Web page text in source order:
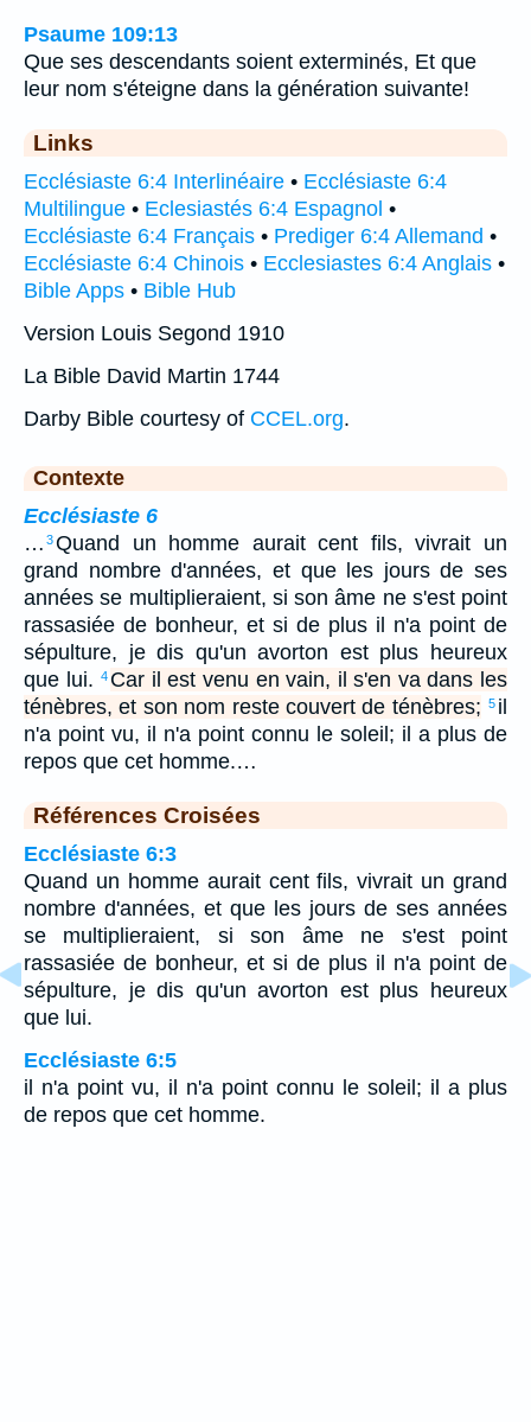
Psaume 109:13
Que ses descendants soient exterminés, Et que
leur nom s'éteigne dans la génération suivante!
Links
Ecclésiaste 6:4 Interlinéaire • Ecclésiaste 6:4
Multilingue • Eclesiastés 6:4 Espagnol •
Ecclésiaste 6:4 Français • Prediger 6:4 Allemand •
Ecclésiaste 6:4 Chinois • Ecclesiastes 6:4 Anglais •
Bible Apps • Bible Hub
Version Louis Segond 1910
La Bible David Martin 1744
Darby Bible courtesy of CCEL.org.
Contexte
Ecclésiaste 6
… 3Quand un homme aurait cent fils, vivrait un
grand nombre d'années, et que les jours de ses
années se multiplieraient, si son âme ne s'est point
rassasiée de bonheur, et si de plus il n'a point de
sépulture, je dis qu'un avorton est plus heureux
que lui. 4 Car il est venu en vain, il s'en va dans les
ténèbres, et son nom reste couvert de ténèbres; 5 il
n'a point vu, il n'a point connu le soleil; il a plus de
repos que cet homme.…
Références Croisées
Ecclésiaste 6:3
Quand un homme aurait cent fils, vivrait un grand
nombre d'années, et que les jours de ses années
se multiplieraient, si son âme ne s'est point
rassasiée de bonheur, et si de plus il n'a point de
sépulture, je dis qu'un avorton est plus heureux
que lui.
Ecclésiaste 6:5
il n'a point vu, il n'a point connu le soleil; il a plus
de repos que cet homme.